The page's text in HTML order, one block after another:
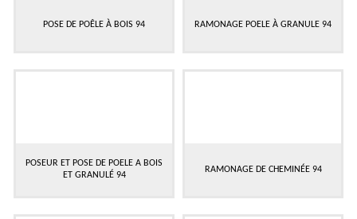
POSE DE POÊLE À BOIS 94 RAMONAGE POELE À GRANULE 94
POSEUR ET POSE DE POELE A BOIS
ET GRANULÉ 94
RAMONAGE DE CHEMINÉE 94